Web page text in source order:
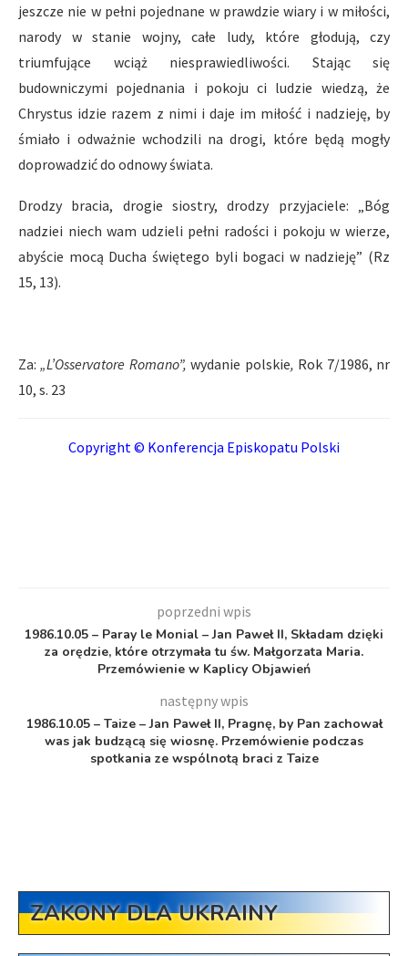
jeszcze nie w pełni pojednane w prawdzie wiary i w miłości,
narody w stanie wojny, całe ludy, które głodują, czy
triumfujące wciąż niesprawiedliwości. Stając się
budowniczymi pojednania i pokoju ci ludzie wiedzą, że
Chrystus idzie razem z nimi i daje im miłość i nadzieję, by
śmiało i odważnie wchodzili na drogi, które będą mogły
doprowadzić do odnowy świata.
Drodzy bracia, drogie siostry, drodzy przyjaciele: „Bóg
nadziei niech wam udzieli pełni radości i pokoju w wierze,
abyście mocą Ducha świętego byli bogaci w nadzieję” (Rz
15, 13).
Za:„L’Osservatore Romano”,wydanie polskie, Rok 7/1986, nr
10, s. 23
Copyright © Konferencja Episkopatu Polski
poprzedni wpis
1986.10.05 – Paray le Monial – Jan Paweł II, Składam dzięki
za orędzie, które otrzymała tu św. Małgorzata Maria.
Przemówienie w Kaplicy Objawień
następny wpis
1986.10.05 – Taize – Jan Paweł II, Pragnę, by Pan zachował
was jak budzącą się wiosnę. Przemówienie podczas
spotkania ze wspólnotą braci z Taize
ZAKONY DLA UKRAINY